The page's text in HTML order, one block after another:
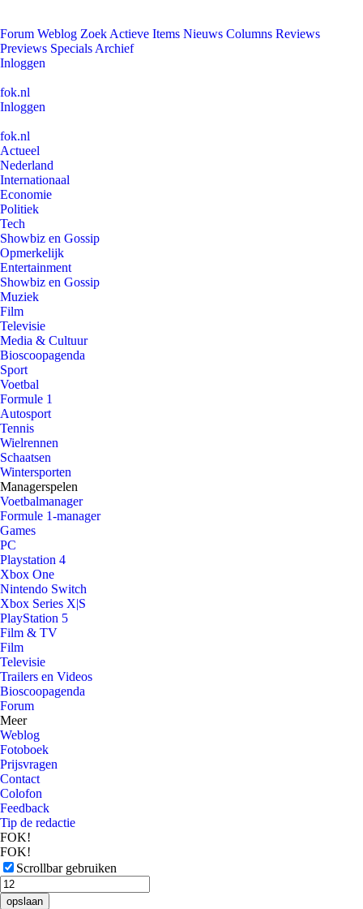
Forum Weblog Zoek Actieve Items Nieuws Columns Reviews
Previews Specials Archief
Inloggen
fok.nl
Inloggen
fok.nl
Actueel
Nederland
Internationaal
Economie
Politiek
Tech
Showbiz en Gossip
Opmerkelijk
Entertainment
Showbiz en Gossip
Muziek
Film
Televisie
Media & Cultuur
Bioscoopagenda
Sport
Voetbal
Formule 1
Autosport
Tennis
Wielrennen
Schaatsen
Wintersporten
Managerspelen
Voetbalmanager
Formule 1-manager
Games
PC
Playstation 4
Xbox One
Nintendo Switch
Xbox Series X|S
PlayStation 5
Film & TV
Film
Televisie
Trailers en Videos
Bioscoopagenda
Forum
Meer
Weblog
Fotoboek
Prijsvragen
Contact
Colofon
Feedback
Tip de redactie
FOK!
FOK!
Scrollbar gebruiken
opslaan